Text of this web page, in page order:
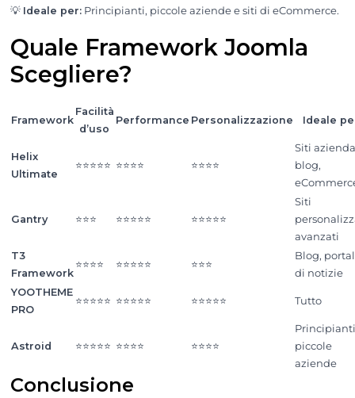
💡 Ideale per:Principianti, piccole aziende e siti di eCommerce.
Quale Framework Joomla
Scegliere?
Framework
Facilità
d’uso
Performance Personalizzazione Ideale
Helix
Ultimate
⭐⭐⭐⭐⭐ ⭐⭐⭐⭐ ⭐⭐⭐⭐
Siti
blog,
Gantry ⭐⭐⭐ ⭐⭐⭐⭐⭐ ⭐⭐⭐⭐⭐
Siti
avanzati
T3
Framework
⭐⭐⭐⭐ ⭐⭐⭐⭐⭐ ⭐⭐⭐
Blog,
di notizie
YOOTHEME
PRO
⭐⭐⭐⭐⭐ ⭐⭐⭐⭐⭐ ⭐⭐⭐⭐⭐ Tutto
Astroid ⭐⭐⭐⭐⭐ ⭐⭐⭐⭐ ⭐⭐⭐⭐
piccole
aziende
Conclusione